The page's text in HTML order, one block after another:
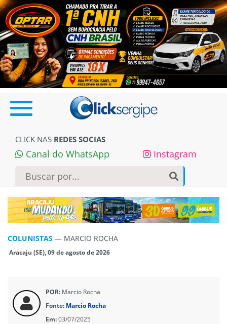
CLICK NAS REDES SOCIAS
Canal do WhatsApp Instagram
COLUNISTAS — MARCIO ROCHA
Aracaju (SE), 09 de agosto de 2026
POR: Marcio Rocha
Fonte: Marcio Rocha
Em:03/07/2025